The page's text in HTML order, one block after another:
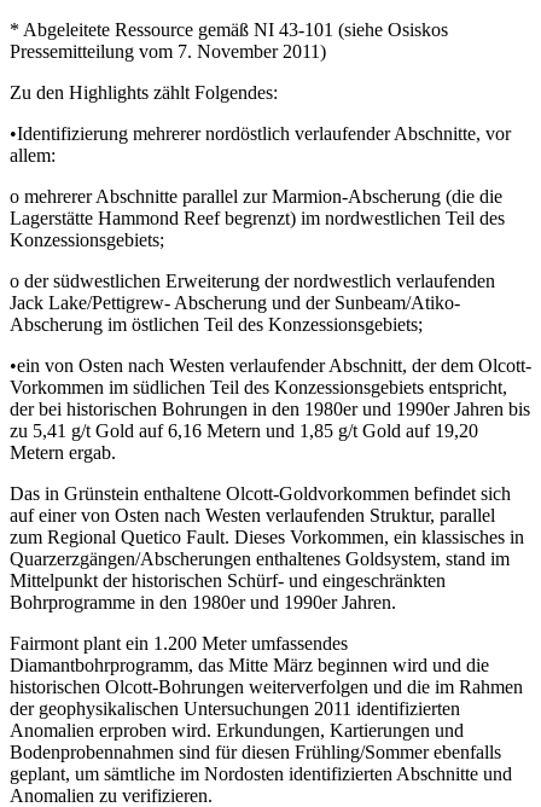
* Abgeleitete Ressource gemäß NI 43-101 (siehe Osiskos
Pressemitteilung vom 7. November 2011)
Zu den Highlights zählt Folgendes:
•Identifizierung mehrerer nordöstlich verlaufender Abschnitte, vor
allem:
o mehrerer Abschnitte parallel zur Marmion-Abscherung (die die
Lagerstätte Hammond Reef begrenzt) im nordwestlichen Teil des
Konzessionsgebiets;
o der südwestlichen Erweiterung der nordwestlich verlaufenden
Jack Lake/Pettigrew- Abscherung und der Sunbeam/Atiko-
Abscherung im östlichen Teil des Konzessionsgebiets;
•ein von Osten nach Westen verlaufender Abschnitt, der dem Olcott-
Vorkommen im südlichen Teil des Konzessionsgebiets entspricht,
der bei historischen Bohrungen in den 1980er und 1990er Jahren bis
zu 5,41 g/t Gold auf 6,16 Metern und 1,85 g/t Gold auf 19,20
Metern ergab.
Das in Grünstein enthaltene Olcott-Goldvorkommen befindet sich
auf einer von Osten nach Westen verlaufenden Struktur, parallel
zum Regional Quetico Fault. Dieses Vorkommen, ein klassisches in
Quarzerzgängen/Abscherungen enthaltenes Goldsystem, stand im
Mittelpunkt der historischen Schürf- und eingeschränkten
Bohrprogramme in den 1980er und 1990er Jahren.
Fairmont plant ein 1.200 Meter umfassendes
Diamantbohrprogramm, das Mitte März beginnen wird und die
historischen Olcott-Bohrungen weiterverfolgen und die im Rahmen
der geophysikalischen Untersuchungen 2011 identifizierten
Anomalien erproben wird. Erkundungen, Kartierungen und
Bodenprobennahmen sind für diesen Frühling/Sommer ebenfalls
geplant, um sämtliche im Nordosten identifizierten Abschnitte und
Anomalien zu verifizieren.